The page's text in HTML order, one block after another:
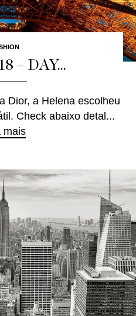
– DAY...
Dior, a Helena escolheu
Check abaixo detal...
mais